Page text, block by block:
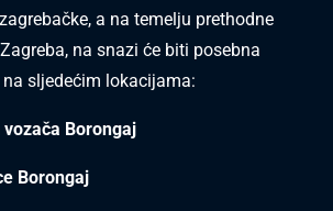
a na temelju prethodne
na snazi će biti posebna
sljedećim lokacijama:
Borongaj
Borongaj